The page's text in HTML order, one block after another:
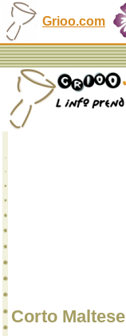
Grioo.com
Corto Maltese